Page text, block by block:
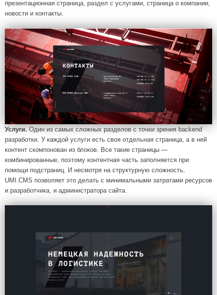
презентационная страница, раздел с услугами, страница о компании,
новости и контакты.
Услуги. Один из самых сложных разделов с точки зрения backend
разработки. У каждой услуги есть своя отдельная страница, а в ней
контент скомпонован из блоков. Все такие страницы ―
комбинированные, поэтому контентная часть заполняется при
помощи подстраниц. И несмотря на структурную сложность,
UMI.CMS позволяет это делать с минимальными затратами ресурсов
и разработчика, и администратора сайта.